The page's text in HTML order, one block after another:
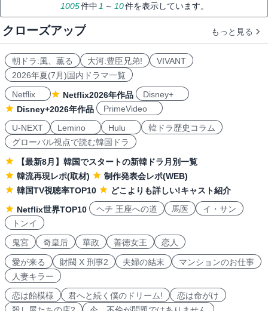
1005件中 1 ～ 10件を表示しています。
クローズアップ もっと見る
朝ドラ:風、薫る 大河:豊臣兄弟!
VIVANT
2026年夏(7月)国内ドラマ一覧
Netflix
Netflix2026年作品
Disney+
Disney+2026年作品
PrimeVideo
U-NEXT
Lemino Hulu
韓ドラ歴史コラム
グローバル視点で読む韓国ドラ
【最新8月】韓国でスタートの新韓ドラ月別一覧
韓流再現レポ(取材)
制作発表会レポ(WEB)
韓国TV視聴率TOP10
どこよりも詳しい!キャスト紹介
Netflix世界TOP10
ヘチ 王座への道 馬医
イ・サン
トンイ
鬼宮
奇皇后 華政 善徳女王 恋人
愛が来る 財閥 X 刑事2 夫婦の結末
マンションのお仕事
人妻キラー
恋は飴模様
君へと続く僕のドリーム!
恋は命がけ